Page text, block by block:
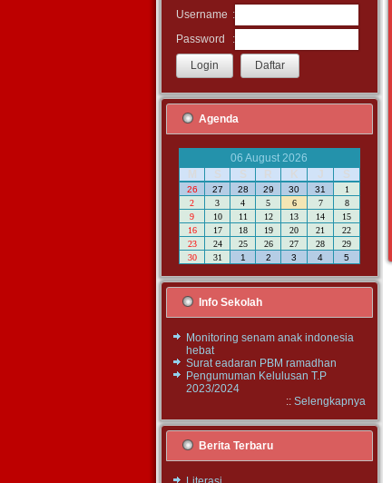
Username :
Password
:
Agenda
06 August 2026
M
S S R K J S
26 27 28 29 30 31
1
2
3 4 5 6 7
8
9
10 11 12 13 14
15
16
17 18 19 20 21
22
23
24 25 26 27 28
29
30
31 1 2 3 4 5
Info Sekolah
Monitoring senam anak indonesia
hebat
Surat eadaran PBM ramadhan
Pengumuman Kelulusan T.P
2023/2024
:: Selengkapnya
Berita Terbaru